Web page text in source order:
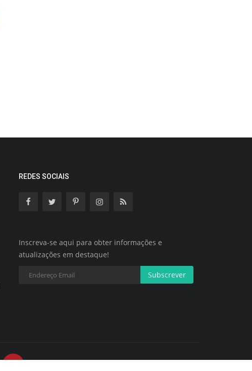
REDES SOCIAIS
Inscreva-se aqui para obter informações e
atualizações em destaque!
Subscrever